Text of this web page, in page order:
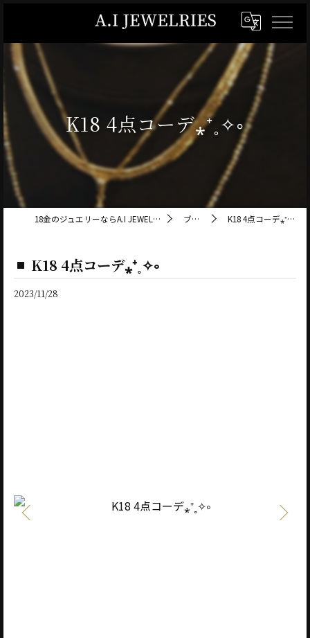
K18 4点コーデ⁎⁺˳✧༚
18金のジュエリーならA.I JEWELRIES ブログ K18 4点コーデ⁎⁺˳✧༚
K18 4点コーデ⁎⁺˳✧༚
2023/11/28